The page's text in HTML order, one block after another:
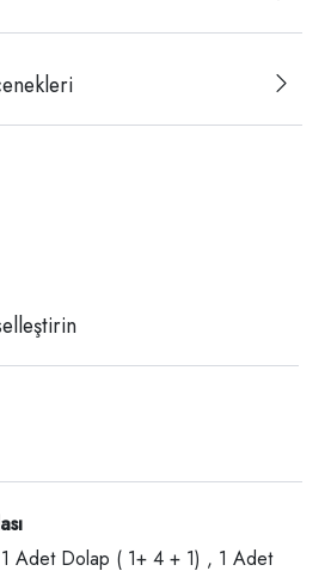
Adet Dolap ( 1+ 4 + 1) , 1 Adet